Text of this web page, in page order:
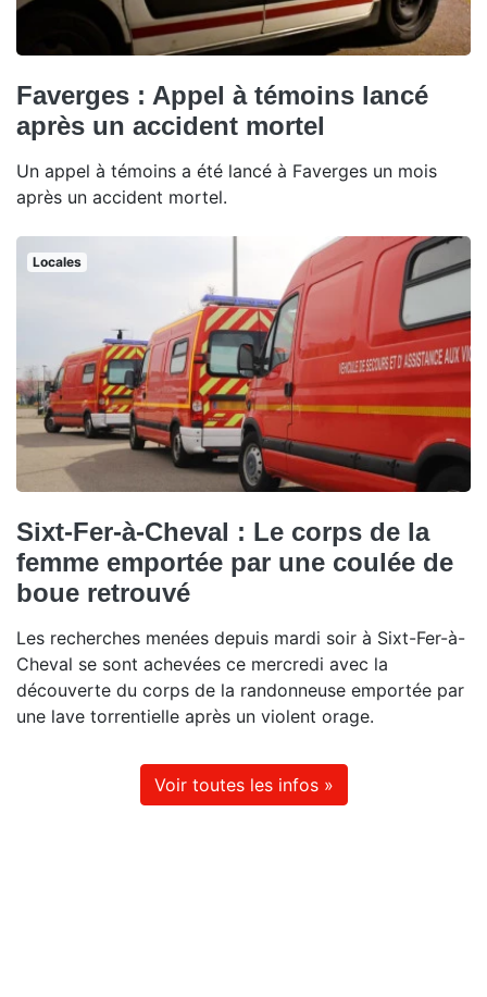
Faverges : Appel à témoins lancé
après un accident mortel
Un appel à témoins a été lancé à Faverges un mois
après un accident mortel.
Locales
Sixt-Fer-à-Cheval : Le corps de la
femme emportée par une coulée de
boue retrouvé
Les recherches menées depuis mardi soir à Sixt-Fer-à-
Cheval se sont achevées ce mercredi avec la
découverte du corps de la randonneuse emportée par
une lave torrentielle après un violent orage.
Voir toutes les infos »